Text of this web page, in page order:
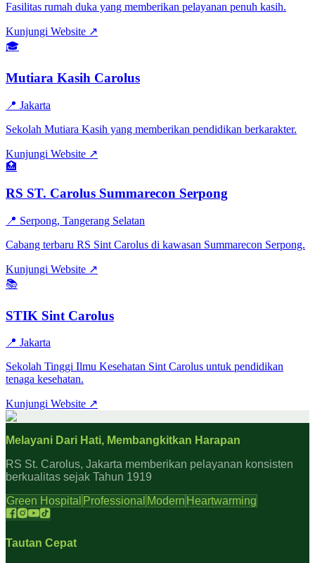
Fasilitas rumah duka yang memberikan pelayanan penuh kasih.
Kunjungi Website ↗
🎓
Mutiara Kasih Carolus
📍 Jakarta
Sekolah Mutiara Kasih yang memberikan pendidikan berkarakter.
Kunjungi Website ↗
🏥
RS ST. Carolus Summarecon Serpong
📍 Serpong, Tangerang Selatan
Cabang terbaru RS Sint Carolus di kawasan Summarecon Serpong.
Kunjungi Website ↗
📚
STIK Sint Carolus
📍 Jakarta
Sekolah Tinggi Ilmu Kesehatan Sint Carolus untuk pendidikan
tenaga kesehatan.
Kunjungi Website ↗
Melayani Dari Hati, Membangkitkan Harapan
RS St. Carolus, Jakarta memberikan pelayanan konsisten
berkualitas sejak Tahun 1919
Green Hospital Professional Modern Heartwarming
Tautan Cepat